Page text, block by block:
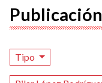
Tipo